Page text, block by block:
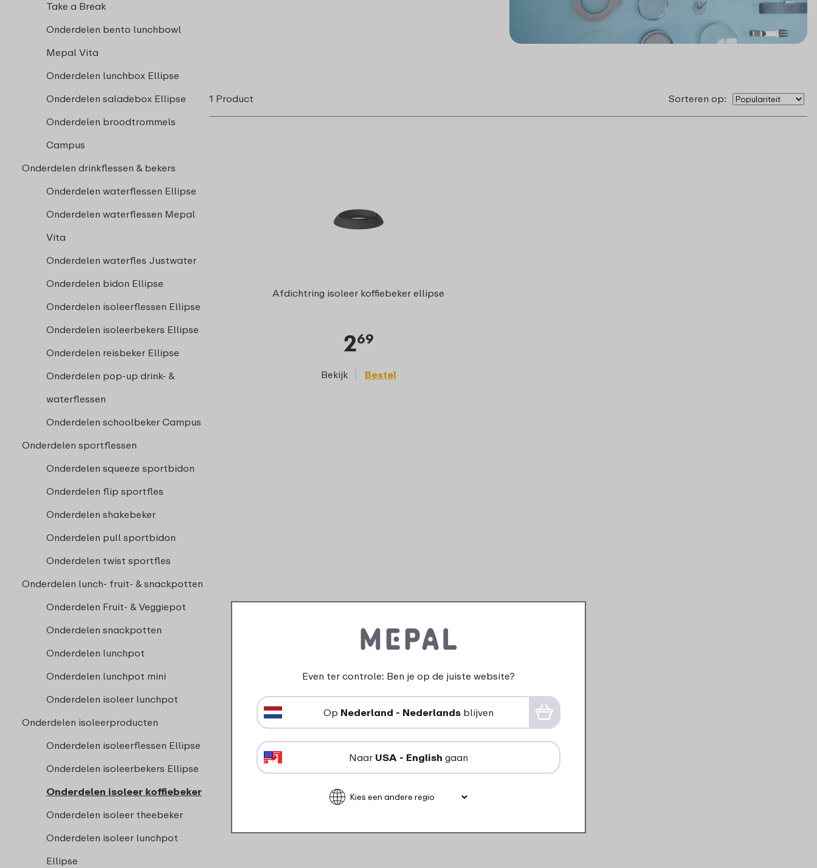
Take a Break
Onderdelen bento lunchbowl
Mepal Vita
Onderdelen lunchbox Ellipse
Onderdelen saladebox Ellipse
Onderdelen broodtrommels
Campus
Onderdelen drinkflessen & bekers
Onderdelen waterflessen Ellipse
Onderdelen waterflessen Mepal
Vita
Onderdelen waterfles Justwater
Onderdelen bidon Ellipse
Onderdelen isoleerflessen Ellipse
Onderdelen isoleerbekers Ellipse
Onderdelen reisbeker Ellipse
Onderdelen pop-up drink- &
waterflessen
Onderdelen schoolbeker Campus
Onderdelen sportflessen
Onderdelen squeeze sportbidon
Onderdelen flip sportfles
Onderdelen shakebeker
Onderdelen pull sportbidon
Onderdelen twist sportfles
Onderdelen lunch- fruit- & snackpotten
Onderdelen Fruit- & Veggiepot
Onderdelen snackpotten
Onderdelen lunchpot
Onderdelen lunchpot mini
Onderdelen isoleer lunchpot
Onderdelen isoleerproducten
Onderdelen isoleerflessen Ellipse
Onderdelen isoleerbekers Ellipse
Onderdelen isoleer koffiebeker
Onderdelen isoleer theebeker
Onderdelen isoleer lunchpot
Ellipse
1 Product Sorteren op:
Afdichtring isoleer koffiebeker ellipse
269
Bekijk Bestel
Even ter controle: Ben je op de juiste website?
Op Nederland - Nederlands blijven
Naar USA - English gaan